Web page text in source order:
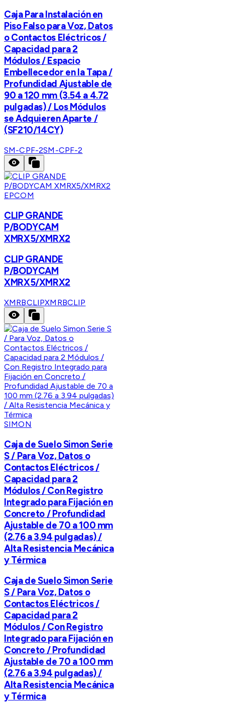
Caja Para Instalación en
Piso Falso para Voz, Datos
o Contactos Eléctricos /
Capacidad para 2
Módulos / Espacio
Embellecedor en la Tapa /
Profundidad Ajustable de
90 a 120 mm (3.54 a 4.72
pulgadas) / Los Módulos
se Adquieren Aparte /
(SF210/14CY)
SM-CPF-2SM-CPF-2
EPCOM
CLIP GRANDE
P/BODYCAM
XMRX5/XMRX2
CLIP GRANDE
P/BODYCAM
XMRX5/XMRX2
XMRBCLIPXMRBCLIP
SIMON
Caja de Suelo Simon Serie
S / Para Voz, Datos o
Contactos Eléctricos /
Capacidad para 2
Módulos / Con Registro
Integrado para Fijación en
Concreto / Profundidad
Ajustable de 70 a 100 mm
(2.76 a 3.94 pulgadas) /
Alta Resistencia Mecánica
y Térmica
Caja de Suelo Simon Serie
S / Para Voz, Datos o
Contactos Eléctricos /
Capacidad para 2
Módulos / Con Registro
Integrado para Fijación en
Concreto / Profundidad
Ajustable de 70 a 100 mm
(2.76 a 3.94 pulgadas) /
Alta Resistencia Mecánica
y Térmica